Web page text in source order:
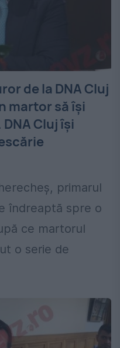
de la DNA Cluj
martor să își
Cluj își
primarul
îndreaptă spre o
ce martorul
o serie de